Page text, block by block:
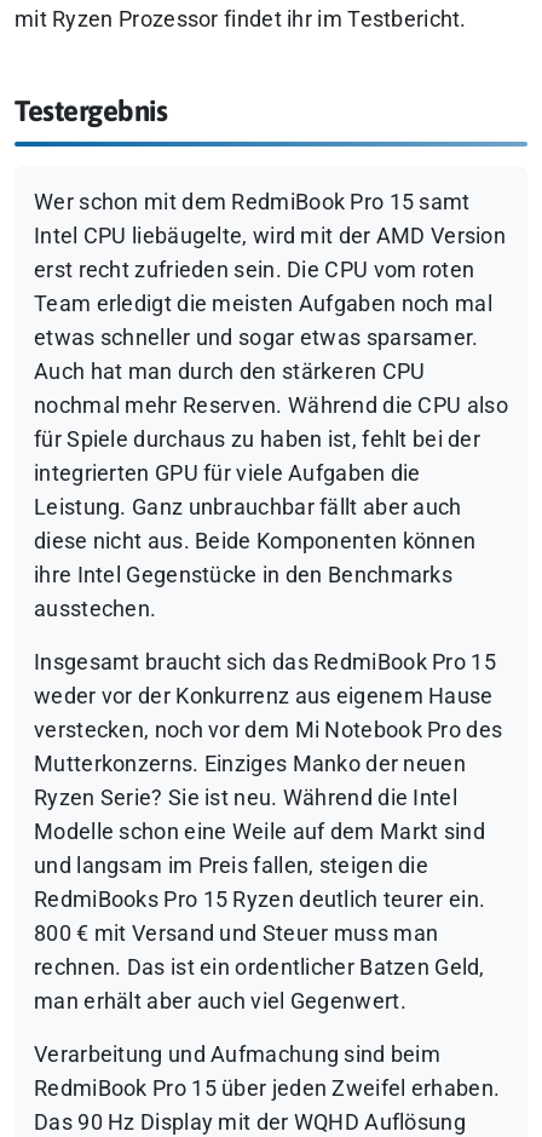
mit Ryzen Prozessor findet ihr im Testbericht.
Testergebnis
Wer schon mit dem RedmiBook Pro 15 samt
Intel CPU liebäugelte, wird mit der AMD Version
erst recht zufrieden sein. Die CPU vom roten
Team erledigt die meisten Aufgaben noch mal
etwas schneller und sogar etwas sparsamer.
Auch hat man durch den stärkeren CPU
nochmal mehr Reserven. Während die CPU also
für Spiele durchaus zu haben ist, fehlt bei der
integrierten GPU für viele Aufgaben die
Leistung. Ganz unbrauchbar fällt aber auch
diese nicht aus. Beide Komponenten können
ihre Intel Gegenstücke in den Benchmarks
ausstechen.
Insgesamt braucht sich das RedmiBook Pro 15
weder vor der Konkurrenz aus eigenem Hause
verstecken, noch vor dem Mi Notebook Pro des
Mutterkonzerns. Einziges Manko der neuen
Ryzen Serie? Sie ist neu. Während die Intel
Modelle schon eine Weile auf dem Markt sind
und langsam im Preis fallen, steigen die
RedmiBooks Pro 15 Ryzen deutlich teurer ein.
800 € mit Versand und Steuer muss man
rechnen. Das ist ein ordentlicher Batzen Geld,
man erhält aber auch viel Gegenwert.
Verarbeitung und Aufmachung sind beim
RedmiBook Pro 15 über jeden Zweifel erhaben.
Das 90 Hz Display mit der WQHD Auflösung